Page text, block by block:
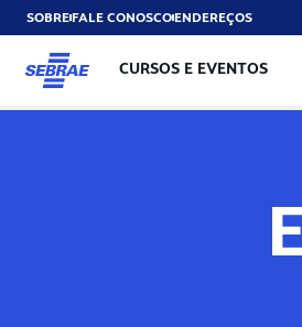
SOBREFALE CONOSCOENDEREÇOS
CURSOS E EVENTOS